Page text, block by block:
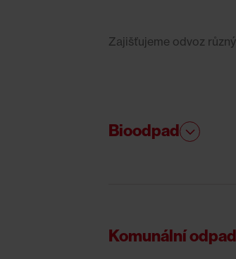
Zajišťujeme odvoz
Bioodpad
Komunální odpad